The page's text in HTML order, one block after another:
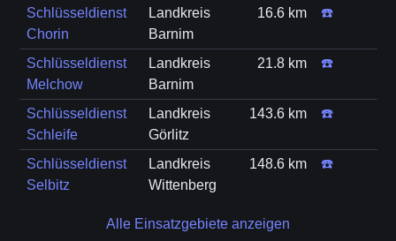
Schlüsseldienst
Chorin
Landkreis
Barnim
16.6 km ☎️
Schlüsseldienst
Melchow
Landkreis
Barnim
21.8 km ☎️
Schlüsseldienst
Schleife
Landkreis
Görlitz
143.6 km ☎️
Schlüsseldienst
Selbitz
Landkreis
Wittenberg
148.6 km ☎️
Alle Einsatzgebiete anzeigen